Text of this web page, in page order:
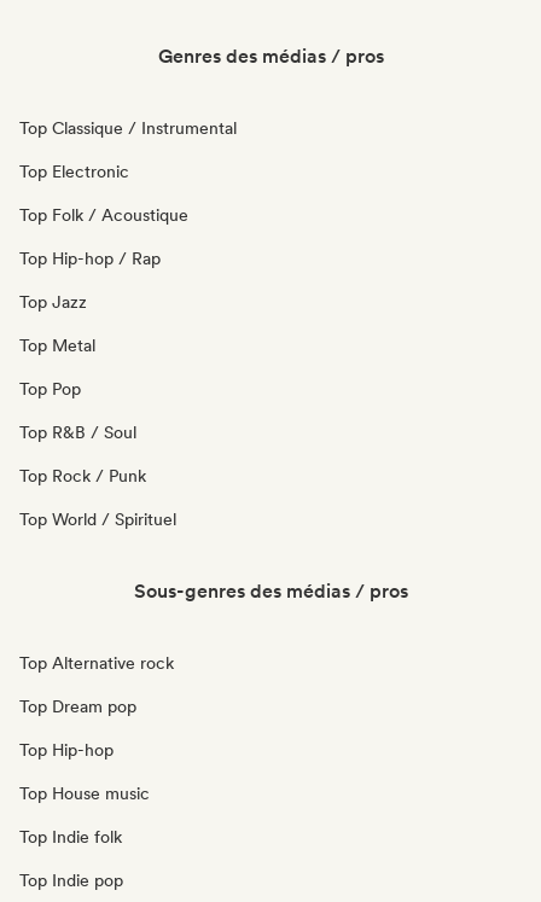
Genres des médias / pros
Top Classique / Instrumental
Top Electronic
Top Folk / Acoustique
Top Hip-hop / Rap
Top Jazz
Top Metal
Top Pop
Top R&B / Soul
Top Rock / Punk
Top World / Spirituel
Sous-genres des médias / pros
Top Alternative rock
Top Dream pop
Top Hip-hop
Top House music
Top Indie folk
Top Indie pop